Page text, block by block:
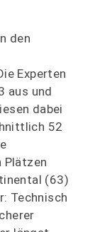
den
Experten
aus und
dabei
52
Plätzen
(63)
Technisch